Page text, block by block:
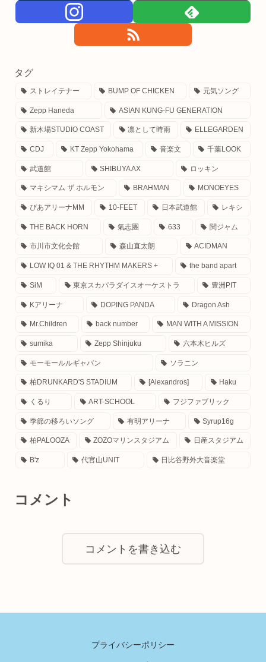
タグ
ストレイテナー BUMP OF CHICKEN 元気ソング
Zepp Haneda ASIAN KUNG-FU GENERATION
新木場STUDIO COAST 凛として時雨 ELLEGARDEN
CDJ KT Zepp Yokohama 音楽文 千葉LOOK
武道館 SHIBUYA AX ロッキン
マキシマム ザ ホルモン BRAHMAN MONOEYES
ぴあアリーナMM 10-FEET 日本武道館 レキシ
THE BACK HORN 氣志團 633 関ジャム
市川市文化会館 森山直太朗 ACIDMAN
LOW IQ 01 & THE RHYTHM MAKERS + the band apart
SiM 東京スカパラダイスオーケストラ 豊洲PIT
Kアリーナ DOPING PANDA Dragon Ash
Mr.Children back number MAN WITH A MISSION
sumika Zepp Shinjuku 六本木ヒルズ
モーモールルギャバン ソラニン
柏DRUNKARD'S STADIUM [Alexandros] Haku
くるり ART-SCHOOL フジファブリック
季節の移ろいソング 有明アリーナ Syrup16g
柏PALOOZA ZOZOマリンスタジアム 日産スタジアム
B'z 代官山UNIT 日比谷野外大音楽堂
コメント
コメントを書き込む
プライバシーポリシー